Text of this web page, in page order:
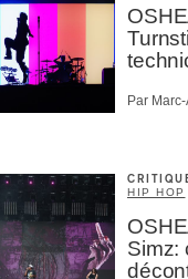
Par
HIP HOP
Simz: